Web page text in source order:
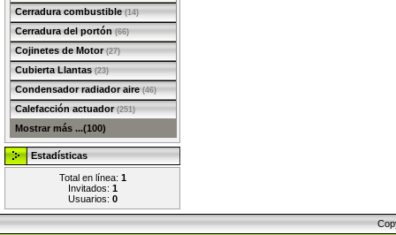
Cerradura combustible (14)
Cerradura del portón (66)
Cojinetes de Motor (27)
Cubierta Llantas (23)
Condensador radiador aire (46)
Calefacción actuador (251)
Mostrar más ...(100)
Estadísticas
Total en línea: 1
Invitados: 1
Usuarios: 0